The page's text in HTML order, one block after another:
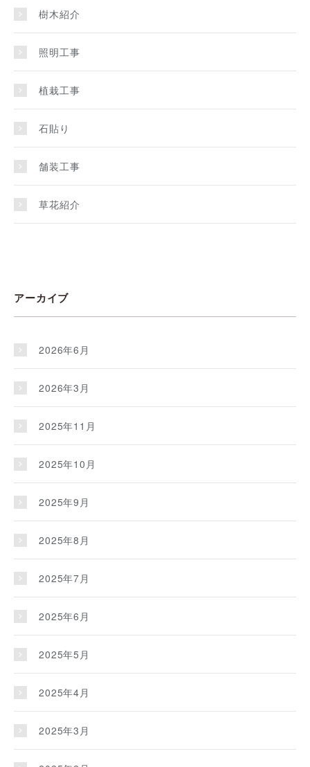
樹木紹介
照明工事
植栽工事
石貼り
舗装工事
草花紹介
アーカイブ
2026年6月
2026年3月
2025年11月
2025年10月
2025年9月
2025年8月
2025年7月
2025年6月
2025年5月
2025年4月
2025年3月